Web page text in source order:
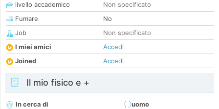
livello accademico
Non specificato
Fumare
No
Job
Non specificato
I miei amici
Accedi
Joined
Accedi
Il mio fisico e +
In cerca di
uomo